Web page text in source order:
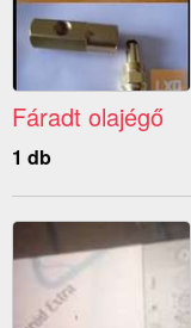
Fáradt olajégő
1 db